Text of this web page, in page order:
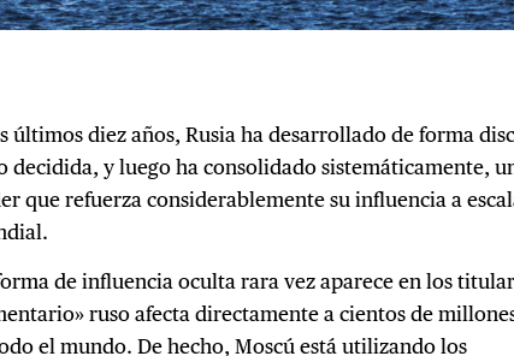
últimos diez años, Rusia ha desarrollado de forma
decidida, y luego ha consolidado sistemáticamente,
que refuerza considerablemente su influencia a
de influencia oculta rara vez aparece en los
ruso afecta directamente a cientos de
el mundo. De hecho, Moscú está utilizando los